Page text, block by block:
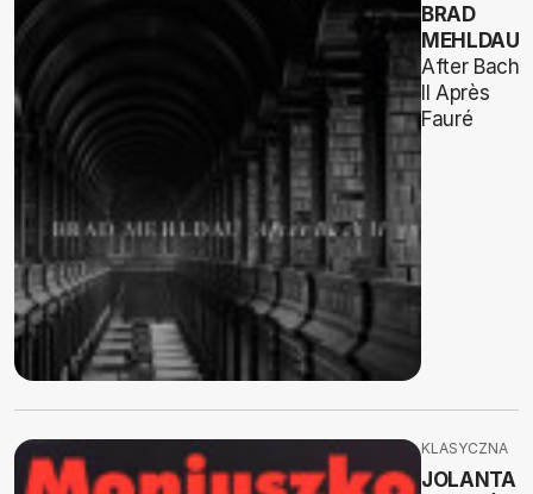
BRAD
MEHLDAU
After Bach
II Après
Fauré
KLASYCZNA
JOLANTA